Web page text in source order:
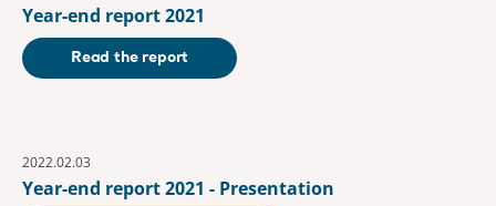
Year-end report 2021
Read the report
2022.02.03
Year-end report 2021 - Presentation